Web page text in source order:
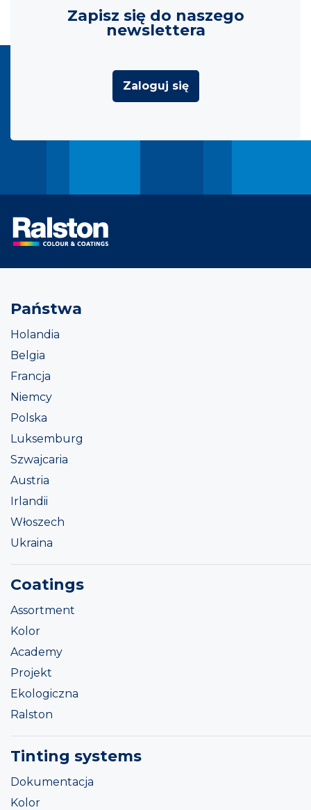
Zapisz się do naszego
newslettera
Zaloguj się
Państwa
Holandia
Belgia
Francja
Niemcy
Polska
Luksemburg
Szwajcaria
Austria
Irlandii
Włoszech
Ukraina
Coatings
Assortment
Kolor
Academy
Projekt
Ekologiczna
Ralston
Tinting systems
Dokumentacja
Kolor